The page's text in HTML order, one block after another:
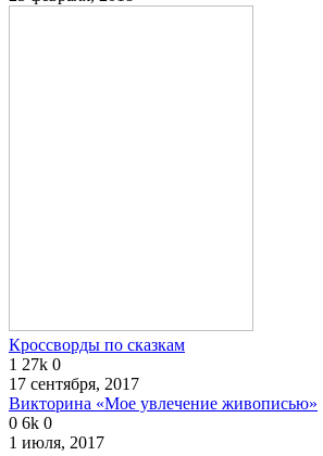
Кроссворды по сказкам
1 27k 0
17 сентября, 2017
Викторина «Мое увлечение живописью»
0 6k 0
1 июля, 2017